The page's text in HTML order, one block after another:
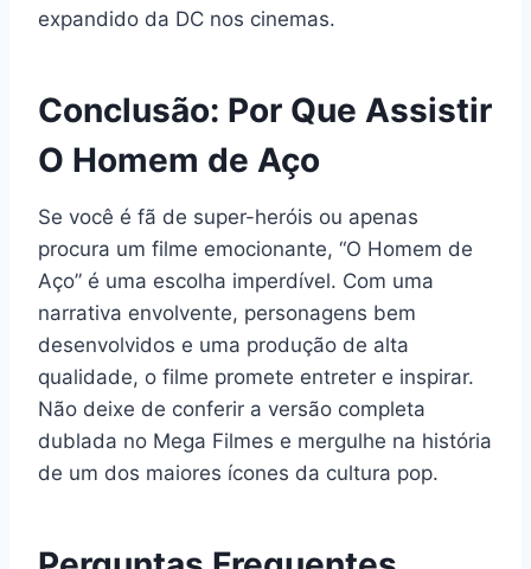
expandido da DC nos cinemas.
Conclusão: Por Que Assistir
O Homem de Aço
Se você é fã de super-heróis ou apenas
procura um filme emocionante, “O Homem de
Aço” é uma escolha imperdível. Com uma
narrativa envolvente, personagens bem
desenvolvidos e uma produção de alta
qualidade, o filme promete entreter e inspirar.
Não deixe de conferir a versão completa
dublada no Mega Filmes e mergulhe na história
de um dos maiores ícones da cultura pop.